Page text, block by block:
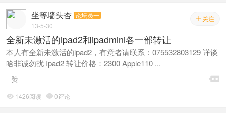
 关注
坐等墙头杏 论坛员一
13-5-30
全新未激活的ipad2和ipadmini各一部转让
本人有全新未激活的ipad2，有意者请联系：075532803129 详谈
哈非诚勿扰 Ipad2 转让价格：2300 Apple110 ...

赞
 1426阅读 0评论